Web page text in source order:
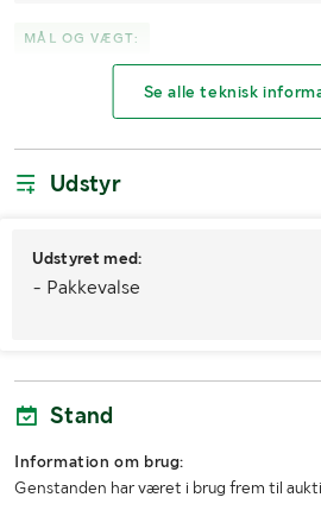
MÅL OG VÆGT:
Arbejdsbredde (m)
Transporthøjde (m)
Se alle teknisk
Udstyr
Udstyret med:
- Pakkevalse
Stand
Information om brug:
Genstanden har været i brug frem til